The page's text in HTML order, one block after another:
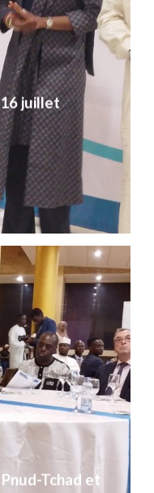
juillet
Tchad et